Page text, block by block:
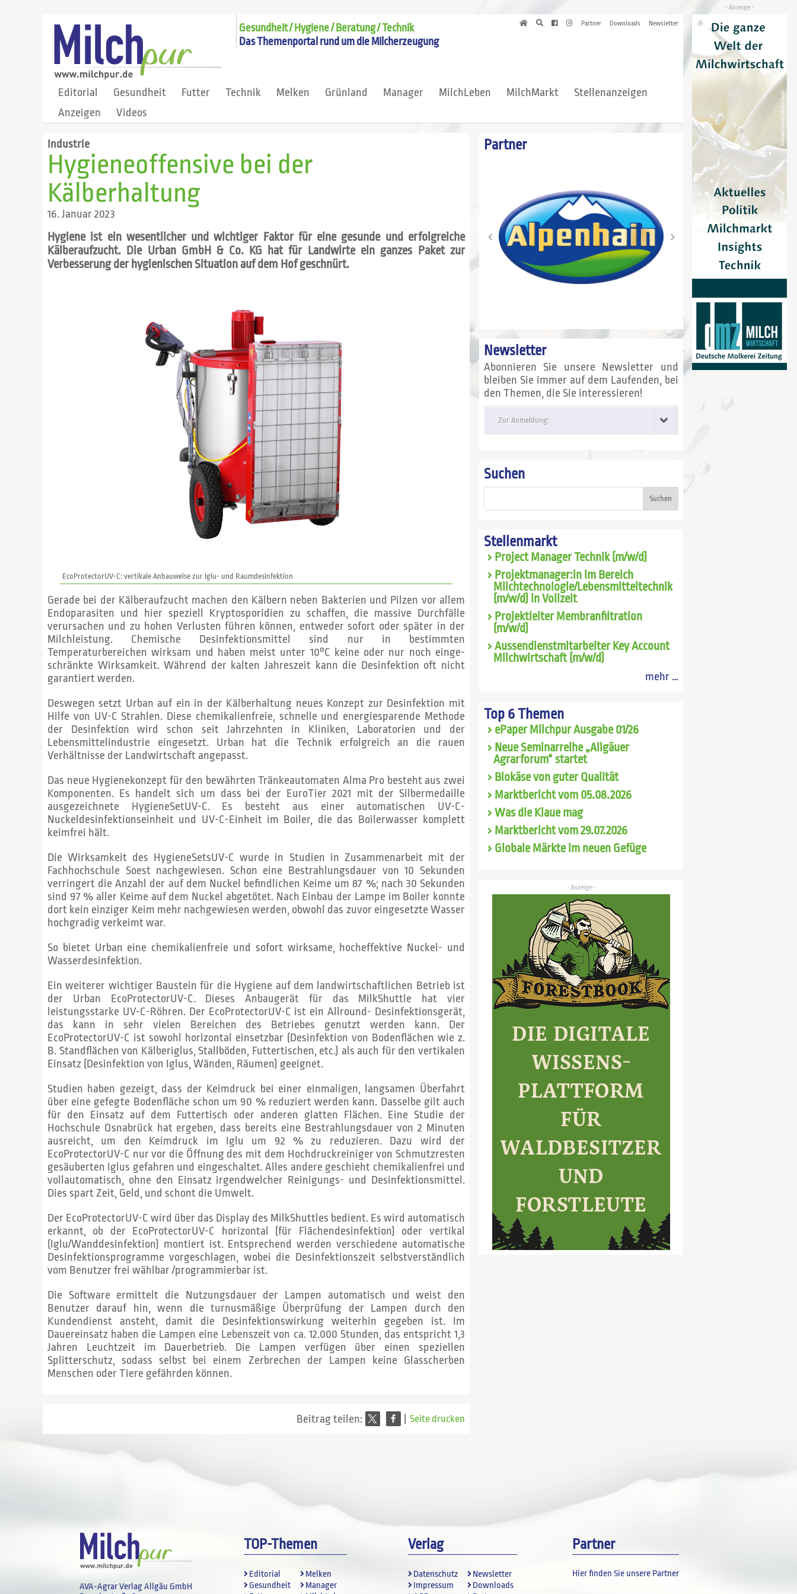
Partner Downloads Newsletter
Gesundheit / Hygiene / Beratung / Technik
Das Themenportal rund um die Milcherzeugung
Editorial Gesundheit Futter Technik Melken Grünland Manager MilchLeben MilchMarkt
Stellenanzeigen
Anzeigen
Videos
Industrie
Hygieneoffensive bei der
Kälberhaltung
16. Januar 2023
Hygiene ist ein wesentlicher und wichtiger Faktor für eine gesunde und erfolgreiche
Kälberaufzucht. Die Urban GmbH & Co. KG hat für Landwirte ein ganzes Paket zur
Verbesserung der hygienischen Situation auf dem Hof geschnürt.
EcoProtectorUV-C: vertikale Anbauweise zur Iglu- und Raumdesinfektion
Gerade bei der Kälberaufzucht machen den Kälbern neben Bakterien und Pilzen vor allem
Endoparasiten und hier speziell Kryptosporidien zu schaffen, die massive Durchfälle
verursachen und zu hohen Verlusten führen können, entweder sofort oder später in der
Milchleistung. Chemische Desinfektionsmittel sind nur in bestimmten
Temperaturbereichen wirksam und haben meist unter 10°C keine oder nur noch einge­
schränkte Wirksamkeit. Während der kalten Jahreszeit kann die Desinfektion oft nicht
garantiert werden.
Deswegen setzt Urban auf ein in der Kälberhaltung neues Konzept zur Desinfektion mit
Hilfe von UV-C Strahlen. Diese chemikalienfreie, schnelle und energiesparende Methode
der Desinfektion wird schon seit Jahr­zehnten in Kliniken, Laboratorien und der
Lebensmittelindustrie eingesetzt. Urban hat die Technik erfolg­reich an die rauen
Verhältnisse der Landwirtschaft angepasst.
Das neue Hygienekonzept für den bewährten Tränkeautomaten Alma Pro besteht aus zwei
Komponen­ten. Es handelt sich um dass bei der EuroTier 2021 mit der Silbermedaille
ausgezeichnete HygieneSetUV-C. Es besteht aus einer automatischen UV-C-
Nuckeldesinfektionseinheit und UV-C-Einheit im Boiler, die das Boilerwasser komplett
keimfrei hält.
Die Wirksamkeit des HygieneSetsUV-C wurde in Studien in Zusammenarbeit mit der
Fachhochschule Soest nachgewiesen. Schon eine Bestrahlungsdauer von 10 Sekunden
verringert die Anzahl der auf dem Nuckel befindlichen Keime um 87 %; nach 30 Sekunden
sind 97 % aller Keime auf dem Nuckel abgetötet. Nach Einbau der Lampe im Boiler konnte
dort kein einziger Keim mehr nachgewiesen werden, obwohl das zu­vor eingesetzte Wasser
hochgradig verkeimt war.
So bietet Urban eine chemikalienfreie und sofort wirksame, hocheffektive Nuckel- und
Wasserdesinfektion.
Ein weiterer wichtiger Baustein für die Hygiene auf dem landwirtschaftlichen Betrieb ist
der Urban EcoPro­tectorUV-C. Dieses Anbaugerät für das MilkShuttle hat vier
leistungsstarke UV-C-Röhren. Der EcoProtecto­rUV-C ist ein Allround- Desinfektionsgerät,
das kann in sehr vielen Bereichen des Betriebes genutzt werden kann. Der
EcoProtectorUV-C ist sowohl horizontal einsetzbar (Desinfektion von Bodenflächen wie z.
B. Standflä­chen von Kälberiglus, Stallböden, Futtertischen, etc.) als auch für den vertikalen
Einsatz (Desinfektion von Iglus, Wänden, Räumen) geeignet.
Studien haben gezeigt, dass der Keimdruck bei einer einmaligen, langsamen Überfahrt
über eine gefegte Bodenfläche schon um 90 % reduziert werden kann. Dasselbe gilt auch
für den Einsatz auf dem Futtertisch oder anderen glatten Flächen. Eine Studie der
Hochschule Osnabrück hat ergeben, dass bereits eine Bestrahlungsdauer von 2 Minuten
ausreicht, um den Keimdruck im Iglu um 92 % zu reduzieren. Dazu wird der
EcoProtectorUV-C nur vor die Öffnung des mit dem Hochdruckreiniger von Schmutzresten
gesäuberten Iglus gefahren und einge­schaltet. Alles andere geschieht chemikalienfrei und
vollautomatisch, ohne den Einsatz irgendwelcher Reinigungs- und Desinfektionsmittel.
Dies spart Zeit, Geld, und schont die Umwelt.
Der EcoProtectorUV-C wird über das Display des MilkShuttles bedient. Es wird automatisch
erkannt, ob der EcoProtectorUV-C horizontal (für Flächendesinfektion) oder vertikal
(Iglu/Wanddesinfektion) mon­tiert ist. Entsprechend werden verschiedene automatische
Desinfektionsprogramme vorgeschlagen, wobei die Desinfektionszeit selbstverständlich
vom Benutzer frei wählbar /programmierbar ist.
Die Software ermittelt die Nutzungsdauer der Lampen automatisch und weist den
Benutzer darauf hin, wenn die turnusmäßige Überprüfung der Lampen durch den
Kundendienst ansteht, damit die Desinfektionswirkung weiterhin gegeben ist. Im
Dauereinsatz haben die Lampen eine Lebenszeit von ca. 12.000 Stunden, das entspricht 1,3
Jahren Leuchtzeit im Dauerbetrieb. Die Lampen verfügen über einen speziellen
Splitterschutz, sodass selbst bei einem Zerbrechen der Lampen keine Glasscherben
Menschen oder Tiere gefährden können.
Beitrag teilen: Seite drucken
Partner
Newsletter
Abonnieren Sie unsere Newsletter und
bleiben Sie immer auf dem Laufenden, bei
den Themen, die Sie interessieren!
Zur Anmeldung:
Suchen
Suchen
Stellenmarkt
Project Manager Technik (m/w/d)
Projektmanager:in im Bereich
Milchtechnologie/Lebensmitteltechnik
(m/w/d) in Vollzeit
Projektleiter Membranfiltration
(m/w/d)
Aussendienstmitarbeiter Key Account
Milchwirtschaft (m/w/d)
mehr …
Top 6 Themen
ePaper Milchpur Ausgabe 01/26
Neue Seminarreihe „Allgäuer
Agrarforum“ startet
Biokäse von guter Qualität
Marktbericht vom 05.08.2026
Was die Klaue mag
Marktbericht vom 29.07.2026
Globale Märkte im neuen Gefüge
AVA-Agrar Verlag Allgäu GmbH
TOP-Themen
Editorial
Gesundheit
Melken
Manager
Verlag
Datenschutz
Impressum
Newsletter
Downloads
Partner
Hier finden Sie unsere Partner